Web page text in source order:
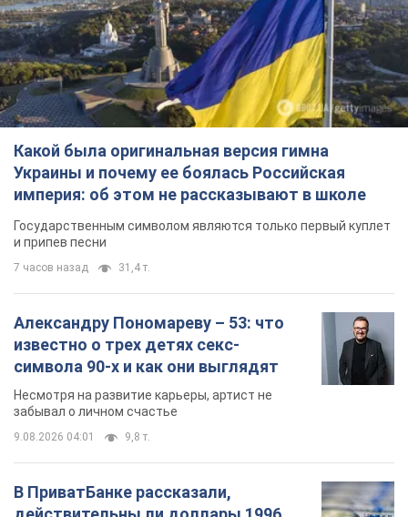
Какой была оригинальная версия гимна
Украины и почему ее боялась Российская
империя: об этом не рассказывают в школе
Государственным символом являются только первый куплет
и припев песни
7 часов назад 31,4 т.
Александру Пономареву – 53: что
известно о трех детях секс-
символа 90-х и как они выглядят
Несмотря на развитие карьеры, артист не
забывал о личном счастье
9.08.2026 04:01 9,8 т.
В ПриватБанке рассказали,